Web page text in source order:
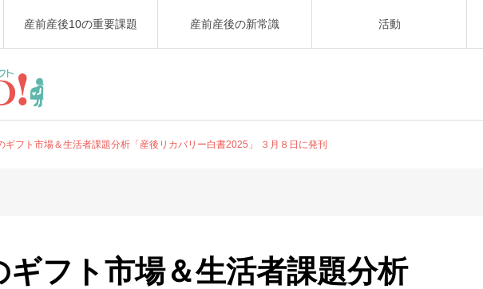
産前産後10の重要課題 産前産後の新常識 活動
ギフト市場＆生活者課題分析「産後リカバリー白書2025」 ３月８日に発刊
ギフト市場＆生活者課題分析